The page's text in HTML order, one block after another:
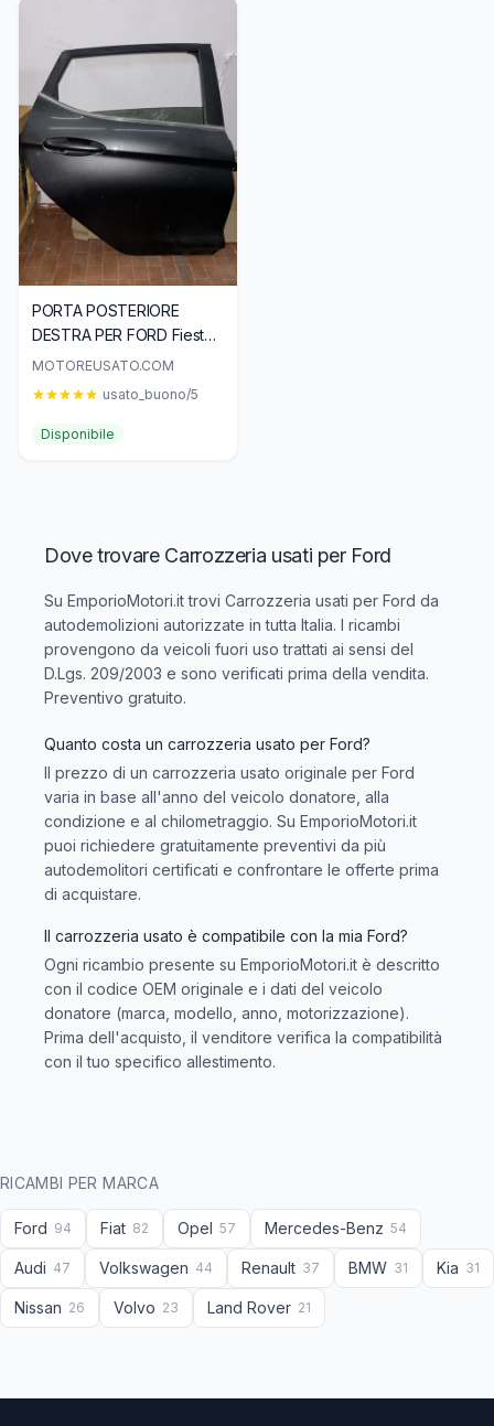
PORTA POSTERIORE
DESTRA PER FORD Fiesta
7° Serie
MOTOREUSATO.COM
usato_buono/5
Disponibile
Dove trovare Carrozzeria usati per Ford
Su EmporioMotori.it trovi Carrozzeria usati per Ford da
autodemolizioni autorizzate in tutta Italia. I ricambi
provengono da veicoli fuori uso trattati ai sensi del
D.Lgs. 209/2003 e sono verificati prima della vendita.
Preventivo gratuito.
Quanto costa un carrozzeria usato per Ford?
Il prezzo di un carrozzeria usato originale per Ford
varia in base all'anno del veicolo donatore, alla
condizione e al chilometraggio. Su EmporioMotori.it
puoi richiedere gratuitamente preventivi da più
autodemolitori certificati e confrontare le offerte prima
di acquistare.
Il carrozzeria usato è compatibile con la mia Ford?
Ogni ricambio presente su EmporioMotori.it è descritto
con il codice OEM originale e i dati del veicolo
donatore (marca, modello, anno, motorizzazione).
Prima dell'acquisto, il venditore verifica la compatibilità
con il tuo specifico allestimento.
RICAMBI PER MARCA
Ford 94 Fiat 82 Opel 57 Mercedes-Benz 54
Audi 47 Volkswagen 44 Renault 37 BMW 31 Kia 31
Nissan 26 Volvo 23 Land Rover 21